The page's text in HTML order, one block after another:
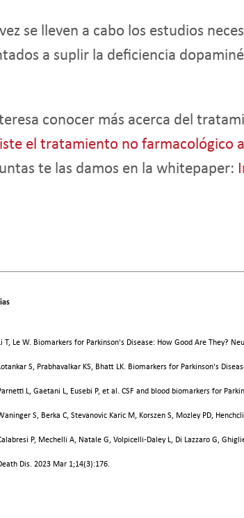
se lleven a cabo los estudios
a suplir la deficiencia
conocer más acerca del
el tratamiento no farmacológico
te las damos en la whitepaper:
T, Le W. Biomarkers for Parkinson's Disease: How Good Are They?
S, Prabhavalkar KS, Bhatt LK. Biomarkers for Parkinson's
L, Gaetani L, Eusebi P, et al. CSF and blood biomarkers for
S, Berka C, Stevanovic Karic M, Korszen S, Mozley PD,
P, Mechelli A, Natale G, Volpicelli-Daley L, Di Lazzaro G,
Dis. 2023 Mar 1;14(3):176.